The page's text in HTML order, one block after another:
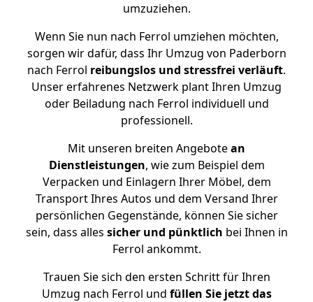
umzuziehen.
Wenn Sie nun nach Ferrol umziehen möchten,
sorgen wir dafür, dass Ihr Umzug von Paderborn
nach Ferrol reibungslos und stressfrei verläuft.
Unser erfahrenes Netzwerk plant Ihren Umzug
oder Beiladung nach Ferrol individuell und
professionell.
Mit unseren breiten Angebotean
Dienstleistungen, wie zum Beispiel dem
Verpacken und Einlagern Ihrer Möbel, dem
Transport Ihres Autos und dem Versand Ihrer
persönlichen Gegenstände, können Sie sicher
sein, dass alles sicher und pünktlich bei Ihnen in
Ferrol ankommt.
Trauen Sie sich den ersten Schritt für Ihren
Umzug nach Ferrol und füllen Sie jetzt das